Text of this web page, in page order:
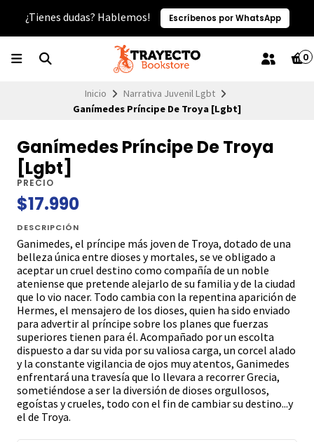
¿Tienes dudas? Hablemos! Escríbenos por WhatsApp
0
Inicio
Narrativa Juvenil Lgbt
Ganímedes Príncipe De Troya [Lgbt]
Ganímedes Príncipe De Troya
[Lgbt]
PRECIO
$17.990
DESCRIPCIÓN
Ganimedes, el príncipe más joven de Troya, dotado de una
belleza única entre dioses y mortales, se ve obligado a
aceptar un cruel destino como compañía de un noble
ateniense que pretende alejarlo de su familia y de la ciudad
que lo vio nacer. Todo cambia con la repentina aparición de
Hermes, el mensajero de los dioses, quien ha sido enviado
para advertir al príncipe sobre los planes que fuerzas
superiores tienen para él. Acompañado por un escolta
dispuesto a dar su vida por su valiosa carga, un corcel alado
y la constante vigilancia de ojos muy atentos, Ganimedes
enfrentará una travesía que lo llevara a recorrer Grecia,
sometiéndose a ser la diversión de dioses orgullosos,
egoístas y crueles, todo con el fin de cambiar su destino...y
el de Troya.